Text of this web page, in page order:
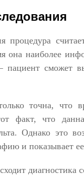
процедура
она наиболее
пациент сможет
точна, что
факт, что
Однако это
и показывает